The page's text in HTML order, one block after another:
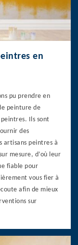
en
pu prendre en
peinture de
Ils sont
des
artisans peintres à
mesure, d’où leur
fiable pour
vous fier à
afin de mieux
sur